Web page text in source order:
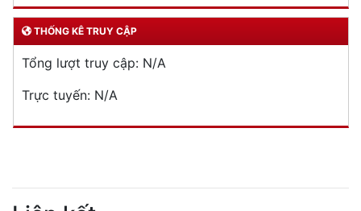
DỊCH VỤ CÔNG
Lĩnh vực quản lý vũ khí, vật liệu nổ, công cụ hỗ trợ
Đăng ký, quản lý phương tiện giao thông cơ giới
đường bộ
Đăng ký, quản lý con dấu